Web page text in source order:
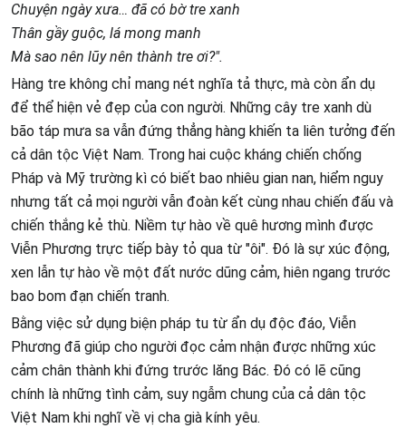
Chuyện ngày xưa… đã có bờ tre xanh
Thân gầy guộc, lá mong manh
Mà sao nên lũy nên thành tre ơi?".
Hàng tre không chỉ mang nét nghĩa tả thực, mà còn ẩn dụ
để thể hiện vẻ đẹp của con người. Những cây tre xanh dù
bão táp mưa sa vẫn đứng thẳng hàng khiến ta liên tưởng đến
cả dân tộc Việt Nam. Trong hai cuộc kháng chiến chống
Pháp và Mỹ trường kì có biết bao nhiêu gian nan, hiểm nguy
nhưng tất cả mọi người vẫn đoàn kết cùng nhau chiến đấu và
chiến thắng kẻ thù. Niềm tự hào về quê hương mình được
Viễn Phương trực tiếp bày tỏ qua từ "ôi". Đó là sự xúc động,
xen lẫn tự hào về một đất nước dũng cảm, hiên ngang trước
bao bom đạn chiến tranh.
Bằng việc sử dụng biện pháp tu từ ẩn dụ độc đáo, Viễn
Phương đã giúp cho người đọc cảm nhận được những xúc
cảm chân thành khi đứng trước lăng Bác. Đó có lẽ cũng
chính là những tình cảm, suy ngẫm chung của cả dân tộc
Việt Nam khi nghĩ về vị cha già kính yêu.